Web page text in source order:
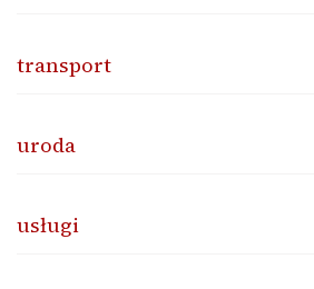
transport
uroda
usługi